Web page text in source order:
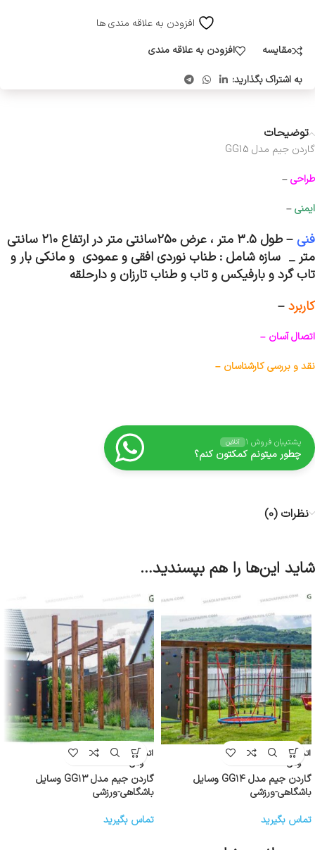
افزودن به علاقه مندی ها
مقایسه
افزودن به علاقه مندی
به اشتراک بگذارید:
توضیحات
گاردن جیم مدل GG15
طراحی–
ایمنی–
فنی –
طول ۳.۵ متر ، عرض 250سانتی متر در ارتفاع ۲۱۰ سانتی
متر _ سازه شامل : طناب نوردی افقی و عمودی و مانکی بار و
تاب گرد و بارفیکس و تاب و طناب تارزان و دارحلقه
کاربرد–
اتصال آسان –
نقد و بررسی کارشناسان –
پشتیبان فروش ۱ آنلاین
چطور میتونم کمکتون کنم؟
نظرات (0)
شاید این‌ها را هم بپسندید…
اتمام موج
ودی
گاردن جیم مدل GG۱۴ وسایل
باشگاهی-ورزشی
تماس بگیرید
اتمام موج
ودی
گاردن جیم مدل GG۱۳ وسایل
باشگاهی-ورزشی
تماس بگیرید